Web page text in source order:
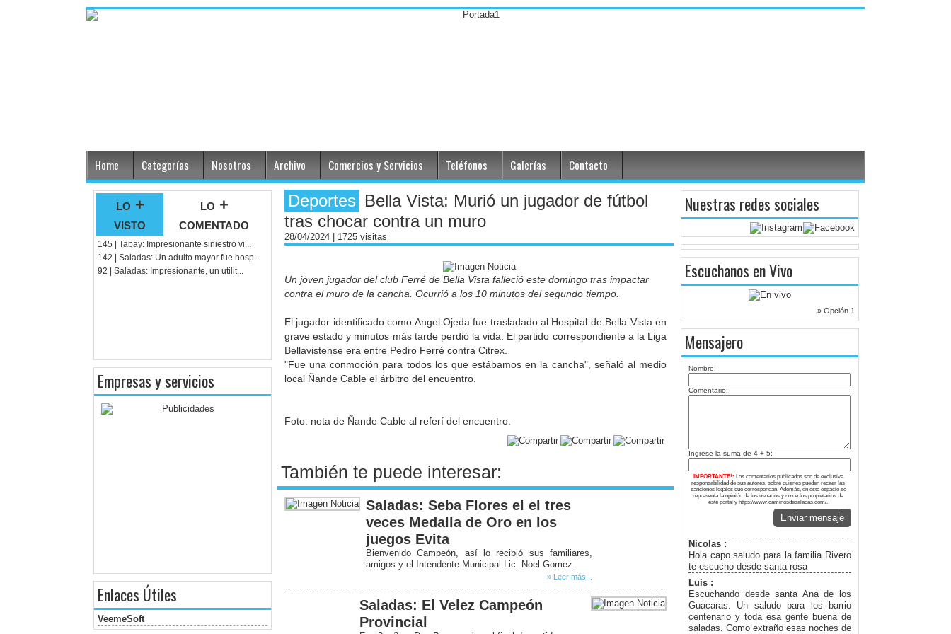
Home Categorías Nosotros Archivo Comercios y Servicios Teléfonos Galerías Contacto
lo +
visto
lo +
comentado
145 | Tabay: Impresionante siniestro vi...
142 | Saladas: Un adulto mayor fue hosp...
92 | Saladas: Impresionante, un utilit...
Empresas y servicios
Enlaces Útiles
VeemeSoft
Deportes Bella Vista: Murió un jugador de fútbol
tras chocar contra un muro
28/04/2024 | 1725 visitas
Un joven jugador del club Ferré de Bella Vista falleció este domingo tras impactar
contra el muro de la cancha. Ocurrió a los 10 minutos del segundo tiempo.
El jugador identificado como Angel Ojeda fue trasladado al Hospital de Bella Vista en
grave estado y minutos más tarde perdió la vida. El partido correspondiente a la Liga
Bellavistense era entre Pedro Ferré contra Citrex.
"Fue una conmoción para todos los que estábamos en la cancha", señaló al medio
local Ñande Cable el árbitro del encuentro.
Foto: nota de Ñande Cable al referí del encuentro.
También te puede interesar:
Saladas: Seba Flores el el tres
veces Medalla de Oro en los
juegos Evita
Bienvenido Campeón, así lo recibió sus familiares,
amigos y el Intendente Municipal Lic. Noel Gomez.
» Leer más...
Saladas: El Velez Campeón
Provincial
Nuestras redes sociales
Escuchanos en Vivo
» Opción 1
Mensajero
Nombre:
Comentario:
Ingrese la suma de 4 + 5:
IMPORTANTE!: Los comentarios publicados son de exclusiva
responsabilidad de sus autores, sobre quienes pueden recaer las
sanciones legales que correspondan. Además, en este espacio se
representa la opinión de los usuarios y no de los propietarios de
este portal y https://www.caminosdesaladas.com/.
Enviar mensaje
Nicolas :
Hola capo saludo para la familia Rivero
te escucho desde santa rosa
Luis :
Escuchando desde santa Ana de los
Guacaras. Un saludo para los barrio
centenario y toda esa gente buena de
saladas. Como extraño esas noches de